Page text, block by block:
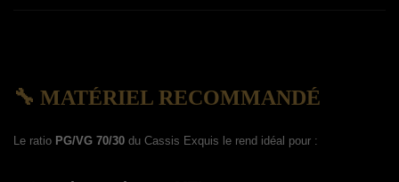
🔧 MATÉRIEL RECOMMANDÉ
Le ratio PG/VG 70/30 du Cassis Exquis le rend idéal pour :